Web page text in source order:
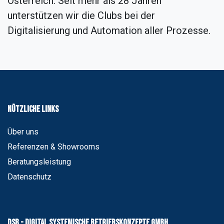
eigenen Fitness Studios MYGYM
private in Sinsheim
unterstützen wir die Clubs bei der
Digitalisierung und Automation aller Prozesse.
Nützliche Links
Über uns
Referenzen & Showrooms
Beratungsleistung
Datenschutz